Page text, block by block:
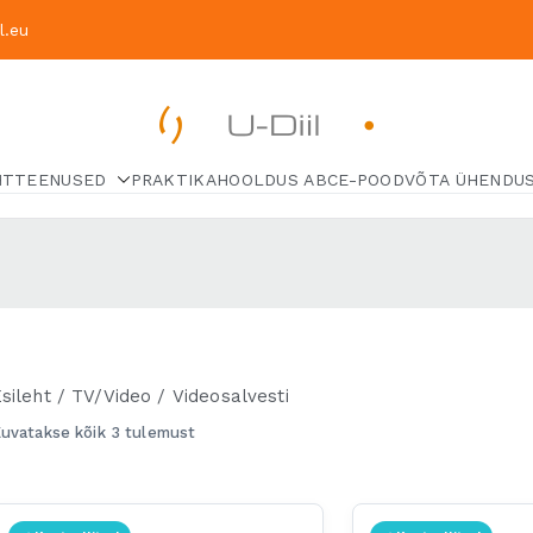
U-Diil
Pealeht
TEENUSED PRAKTIKAHOOLDUS ABCE-POODVÕTA
/ TV/Video / Videosalvesti
kõik 3 tulemust